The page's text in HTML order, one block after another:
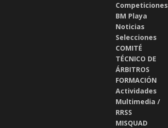
Competiciones
BM Playa
Noticias
Selecciones
COMITÉ
TÉCNICO DE
ÁRBITROS
FORMACIÓN
Actividades
Multimedia /
RRSS
MISQUAD